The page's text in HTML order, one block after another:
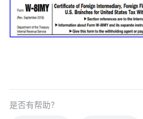
是否有帮助？